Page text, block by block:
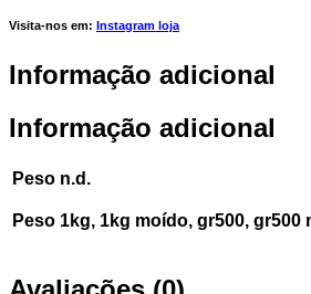
Visita-nos em: Instagram loja
Informação adicional
Informação adicional
Peso n.d.
Peso 1kg, 1kg moído, gr500, gr500